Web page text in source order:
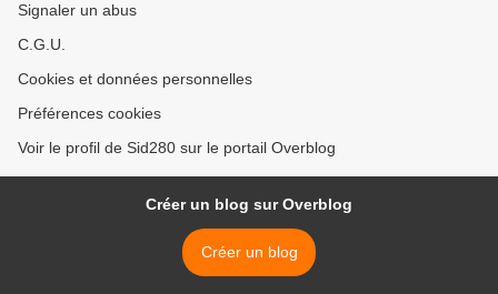
Signaler un abus
C.G.U.
Cookies et données personnelles
Préférences cookies
Voir le profil de Sid280 sur le portail Overblog
Créer un blog sur Overblog
Créer un blog